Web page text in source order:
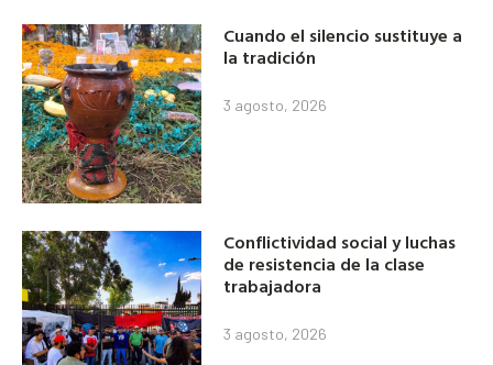
Cuando el silencio sustituye a
la tradición
3 agosto, 2026
Conflictividad social y luchas
de resistencia de la clase
trabajadora
3 agosto, 2026